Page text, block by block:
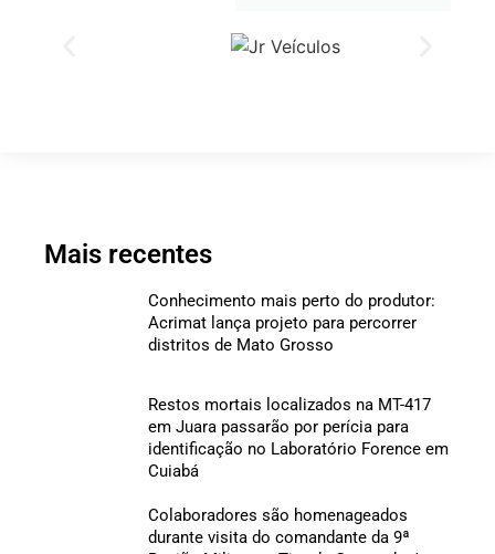
Mais recentes
Conhecimento mais perto do produtor:
Acrimat lança projeto para percorrer
distritos de Mato Grosso
Restos mortais localizados na MT-417
em Juara passarão por perícia para
identificação no Laboratório Forence em
Cuiabá
Colaboradores são homenageados
durante visita do comandante da 9ª